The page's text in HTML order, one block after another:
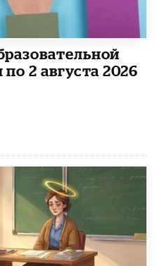
2 августа 2026